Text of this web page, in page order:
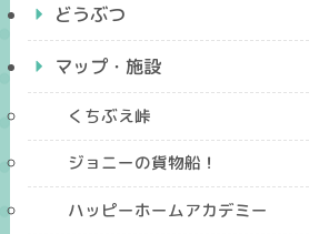
どうぶつ
マップ・施設
くちぶえ峠
ジョニーの貨物船！
ハッピーホームアカデミー